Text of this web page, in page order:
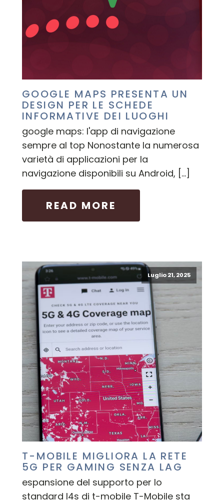
GOOGLE MAPS PRESENTA UN
DESIGN PER LE SCHEDE
INFORMATIVE DEI LUOGHI
google maps: l'app di navigazione
sempre al top Nonostante la numerosa
varietà di applicazioni per la
navigazione disponibili su Android, […]
READ MORE
Luglio 21, 2025
T-MOBILE MIGLIORA LA RETE
5G PER GAMING SENZA LAG
espansione del supporto per lo
standard l4s di t-mobile T-Mobile sta